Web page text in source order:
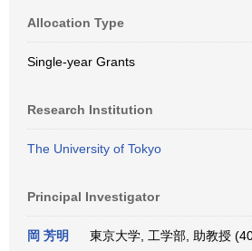
Allocation Type
Single-year Grants
Research Institution
The University of Tokyo
Principal Investigator
岡 芳明 東京大学, 工学部, 助教授